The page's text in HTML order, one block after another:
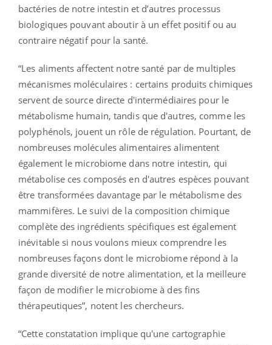
bactéries de notre intestin et d’autres processus
biologiques pouvant aboutir à un effet positif ou au
contraire négatif pour la santé.
“Les aliments affectent notre santé par de multiples
mécanismes moléculaires : certains produits chimiques
servent de source directe d'intermédiaires pour le
métabolisme humain, tandis que d'autres, comme les
polyphénols, jouent un rôle de régulation. Pourtant, de
nombreuses molécules alimentaires alimentent
également le microbiome dans notre intestin, qui
métabolise ces composés en d'autres espèces pouvant
être transformées davantage par le métabolisme des
mammifères. Le suivi de la composition chimique
complète des ingrédients spécifiques est également
inévitable si nous voulons mieux comprendre les
nombreuses façons dont le microbiome répond à la
grande diversité de notre alimentation, et la meilleure
façon de modifier le microbiome à des fins
thérapeutiques”, notent les chercheurs.
“Cette constatation implique qu'une cartographie